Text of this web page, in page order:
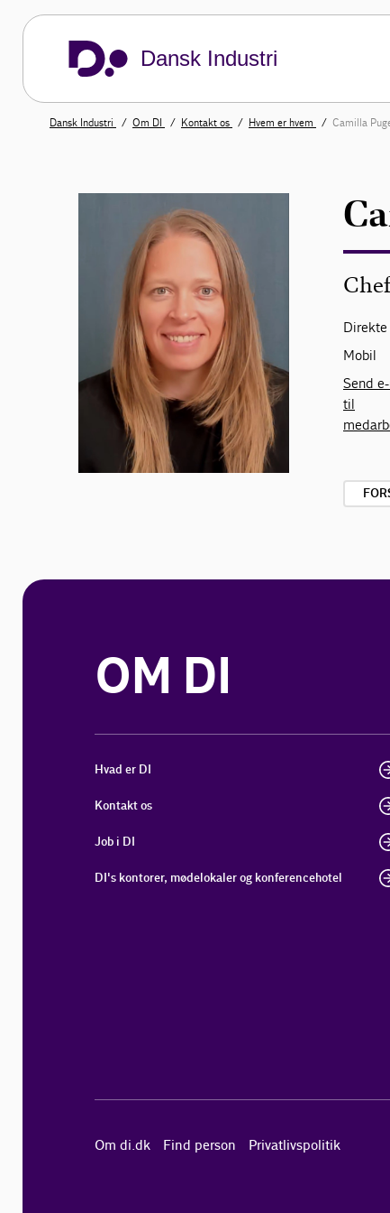
Dansk Industri
Dansk Industri Om DI Kontakt os Hvem er hvem Camilla
Direkte
Mobil
Send
til
OM DI
Hvad er DI
Kontakt os
Job i DI
DI's kontorer, mødelokaler og konferencehotel
Om di.dk Find person Privatlivspolitik